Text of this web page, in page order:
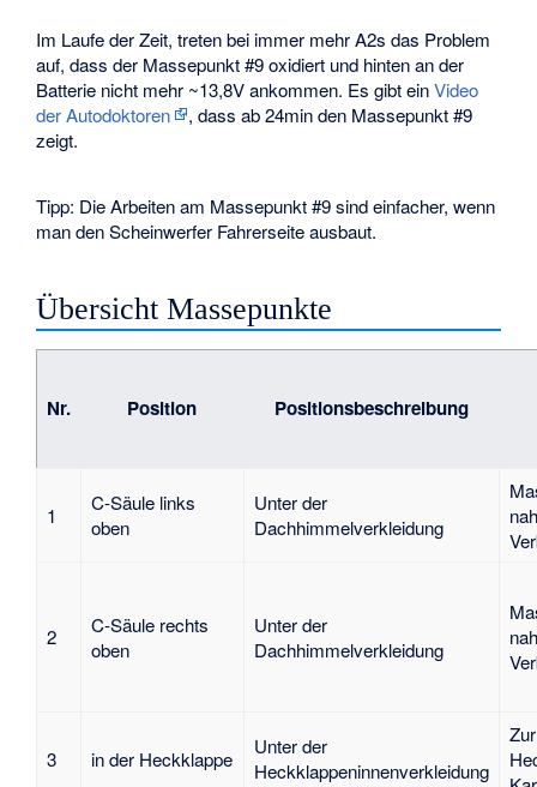
Im Laufe der Zeit, treten bei immer mehr A2s das Problem
auf, dass der Massepunkt #9 oxidiert und hinten an der
Batterie nicht mehr ~13,8V ankommen. Es gibt einVideo
der Autodoktoren
, dass ab 24min den Massepunkt #9
zeigt.
Tipp: Die Arbeiten am Massepunkt #9 sind einfacher, wenn
man den Scheinwerfer Fahrerseite ausbaut.
Übersicht Massepunkte
Nr. Position Positionsbeschreibung
1
C-Säule links
oben
Unter der
Dachhimmelverkleidung
2
C-Säule rechts
oben
Unter der
Dachhimmelverkleidung
3 in der Heckklappe
Unter der
Heckklappeninnenverkleidung